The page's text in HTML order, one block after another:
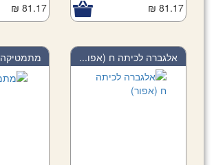
81.17 ₪
81.17 ₪
אלגברה לכיתה ח (אפו... מתמטיקה 3 יח'ל שאלו...